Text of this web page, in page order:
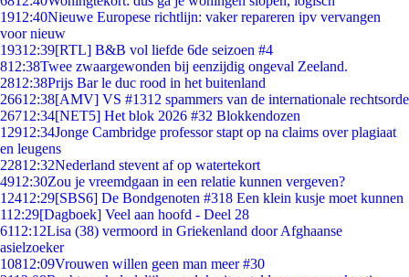
1912:40Nieuwe Europese richtlijn: vaker repareren ipv vervangen
voor nieuw
19312:39[RTL] B&B vol liefde 6de seizoen #4
812:38Twee zwaargewonden bij eenzijdig ongeval Zeeland.
2812:38Prijs Bar le duc rood in het buitenland
26612:38[AMV] VS #1312 spammers van de internationale rechtsorde
26712:34[NET5] Het blok 2026 #32 Blokkendozen
12912:34Jonge Cambridge professor stapt op na claims over plagiaat
en leugens
22812:32Nederland stevent af op watertekort
4912:30Zou je vreemdgaan in een relatie kunnen vergeven?
12412:29[SBS6] De Bondgenoten #318 Een klein kusje moet kunnen
112:29[Dagboek] Veel aan hoofd - Deel 28
6112:12Lisa (38) vermoord in Griekenland door Afghaanse
asielzoeker
10812:09Vrouwen willen geen man meer #30